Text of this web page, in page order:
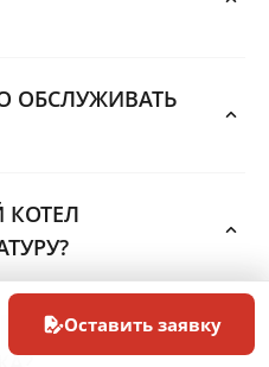
ОБСЛУЖИВАТЬ
КОПТИТ
Оставить заявку